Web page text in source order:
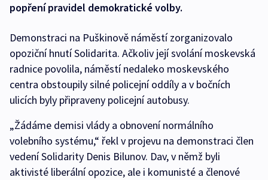
popření pravidel demokratické volby.
Demonstraci na Puškinově náměstí zorganizovalo
opoziční hnutí Solidarita. Ačkoliv její svolání moskevská
radnice povolila, náměstí nedaleko moskevského
centra obstoupily silné policejní oddíly a v bočních
ulicích byly připraveny policejní autobusy.
„Žádáme demisi vlády a obnovení normálního
volebního systému,“ řekl v projevu na demonstraci člen
vedení Solidarity Denis Bilunov. Dav, v němž byli
aktivisté liberální opozice, ale i komunisté a členové